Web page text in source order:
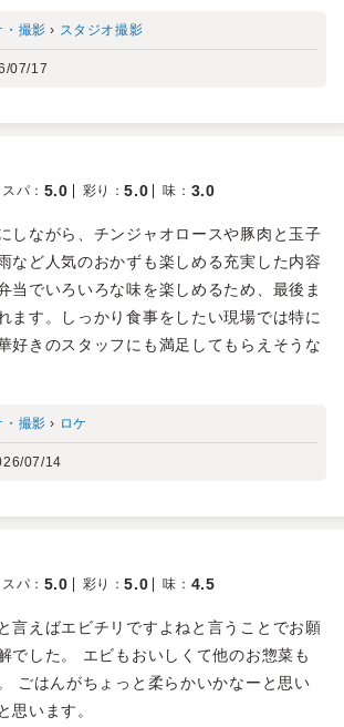
・撮影 › スタジオ撮影
07/17
スパ ： 5.0 彩り ：5.0 味 ： 3.0
しながら、チンジャオロースや豚肉と玉子
など人気のおかずも楽しめる充実した内容
当でいろいろな味を楽しめるため、最後ま
ます。しっかり食事をしたい現場では特に
好きのスタッフにも満足してもらえそうな
・撮影 › ロケ
07/14
スパ ： 5.0 彩り ：5.0 味 ： 4.5
言えばエビチリですよねと言うことでお願
でした。 エビもおいしくて他のお惣菜も
ごはんがちょっと柔らかいかなーと思い
思います。